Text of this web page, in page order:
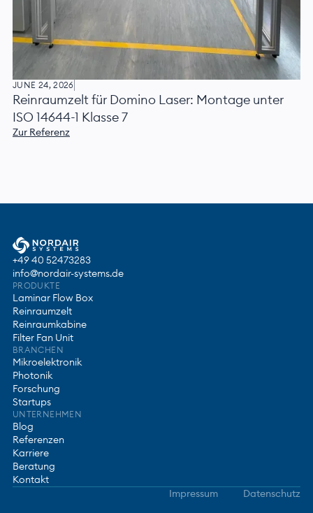
JUNE 24, 2026
Reinraumzelt für Domino Laser: Montage unter
ISO 14644-1 Klasse 7
Zur Referenz
+49 40 52473283
info@nordair-systems.de
PRODUKTE
Laminar Flow Box
Reinraumzelt
Reinraumkabine
Filter Fan Unit
BRANCHEN
Mikroelektronik
Photonik
Forschung
Startups
UNTERNEHMEN
Blog
Referenzen
Karriere
Beratung
Kontakt
Impressum
Datenschutz